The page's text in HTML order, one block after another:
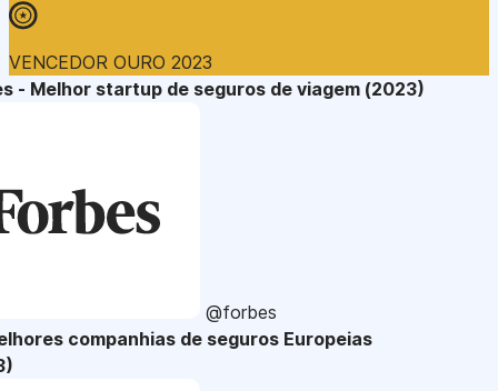
VENCEDOR OURO 2023
- Melhor startup de seguros de viagem (2023)
@forbes
companhias de seguros Europeias